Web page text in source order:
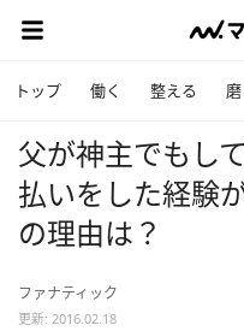
トップ 働く 整える 磨
父が神主でもし
払いをした経験
の理由は？
ファナティック
更新: 2016.02.18